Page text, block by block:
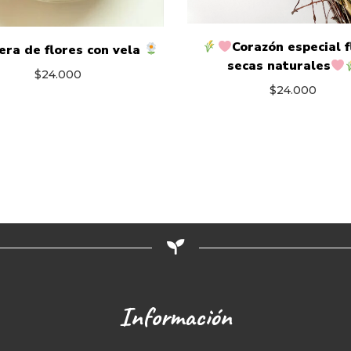
de flores con vela
$24.000
Corazón especial
secas naturales
$24.000
Información